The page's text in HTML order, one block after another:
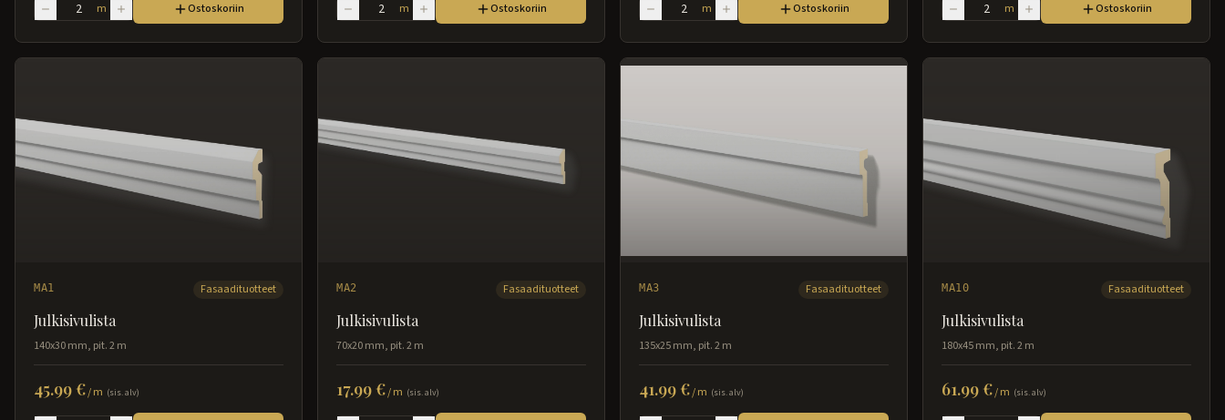
m Ostoskoriin m Ostoskoriin m Ostoskoriin m Ostoskoriin
MA1 Fasaadituotteet
Julkisivulista
140x30 mm, pit. 2 m
45.99 €/m (sis. alv)
MA2 Fasaadituotteet
Julkisivulista
70x20 mm, pit. 2 m
17.99 €/m (sis. alv)
MA3 Fasaadituotteet
Julkisivulista
135x25 mm, pit. 2 m
41.99 €/m (sis. alv)
MA10 Fasaadituotteet
Julkisivulista
180x45 mm, pit. 2 m
61.99 €/m (sis. alv)